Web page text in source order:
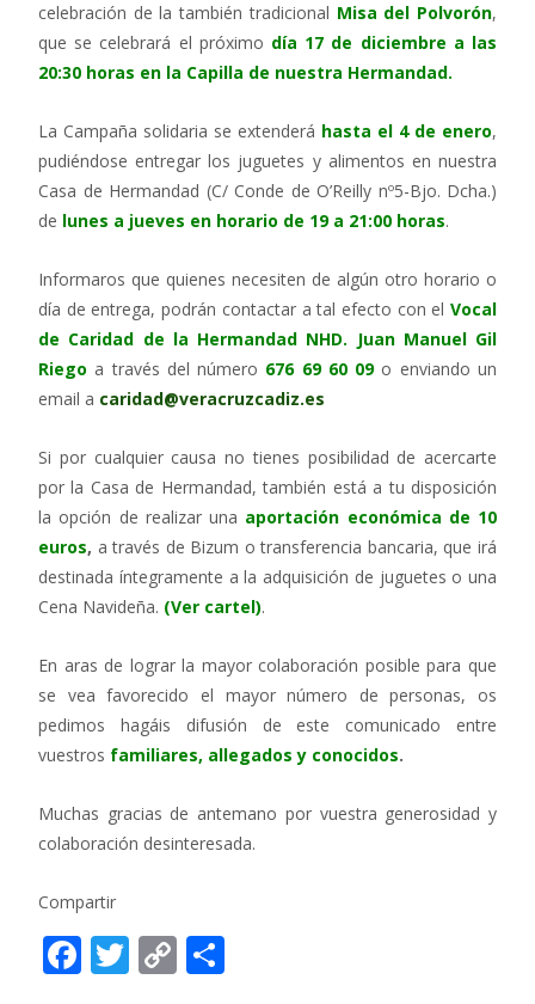
celebración de la también tradicional Misa del Polvorón,
que se celebrará el próximo día 17 de diciembre a las
20:30 horas en la Capilla de nuestra Hermandad.
La Campaña solidaria se extenderá hasta el 4 de enero,
pudiéndose entregar los juguetes y alimentos en nuestra
Casa de Hermandad (C/ Conde de O’Reilly nº5-Bjo. Dcha.)
de lunes a jueves en horario de 19 a 21:00 horas.
Informaros que quienes necesiten de algún otro horario o
día de entrega, podrán contactar a tal efecto con el Vocal
de Caridad de la Hermandad NHD. Juan Manuel Gil
Riego a través del número 676 69 60 09o enviando un
email a caridad@veracruzcadiz.es
Si por cualquier causa no tienes posibilidad de acercarte
por la Casa de Hermandad, también está a tu disposición
la opción de realizar una aportación económica de 10
euros, a través de Bizum o transferencia bancaria, que irá
destinada íntegramente a la adquisición de juguetes o una
Cena Navideña. (Ver cartel).
En aras de lograr la mayor colaboración posible para que
se vea favorecido el mayor número de personas, os
pedimos hagáis difusión de este comunicado entre
vuestros familiares, allegados y conocidos.
Muchas gracias de antemano por vuestra generosidad y
colaboración desinteresada.
Compartir
F T C